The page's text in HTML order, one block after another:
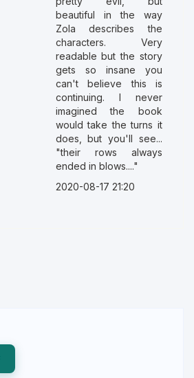
beautiful in the way
Zola describes the
characters. Very
readable but the story
gets so insane you
can't believe this is
continuing. I never
imagined the book
would take the turns it
does, but you'll see...
"their rows always
ended in blows...."
2020-08-17 21:20